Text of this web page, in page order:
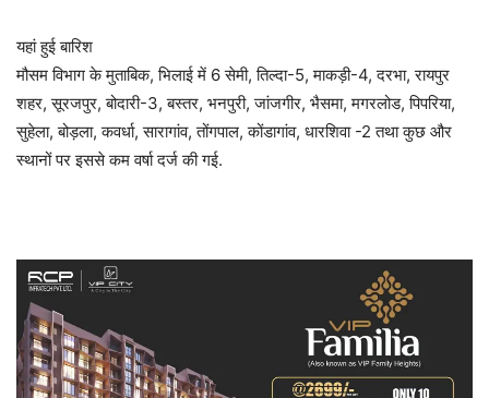
यहां हुई बारिश
मौसम विभाग के मुताबिक, भिलाई में 6 सेमी, तिल्दा-5, माकड़ी-4, दरभा, रायपुर
शहर, सूरजपुर, बोदारी-3, बस्तर, भनपुरी, जांजगीर, भैसमा, मगरलोड, पिपरिया,
सुहेला, बोड़ला, कवर्धा, सारागांव, तोंगपाल, कोंडागांव, धारशिवा -2 तथा कुछ और
स्थानों पर इससे कम वर्षा दर्ज की गई.